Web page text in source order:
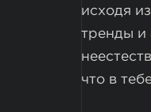
исходя
тренды и
что в